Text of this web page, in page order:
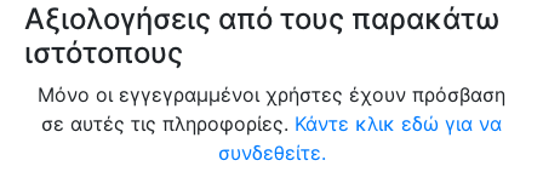
Αξιολογήσεις από τους παρακάτω
ιστότοπους
Μόνο οι εγγεγραμμένοι χρήστες έχουν πρόσβαση
σε αυτές τις πληροφορίες. Κάντε κλικ εδώ για να
συνδεθείτε.